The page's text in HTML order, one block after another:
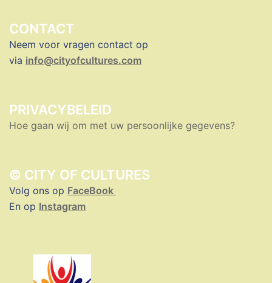
CONTACT
Neem voor vragen contact op
via info@cityofcultures.com
PRIVACYBELEID
Hoe gaan wij om met uw persoonlijke gegevens?
© CITY OF CULTURES
Volg ons op FaceBook
En op Instagram